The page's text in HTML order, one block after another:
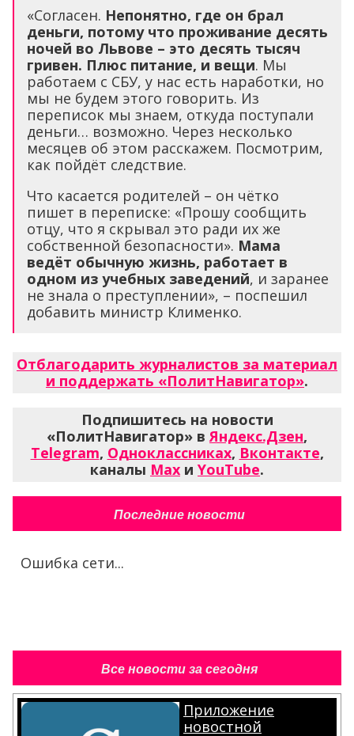
«Согласен. Непонятно, где он брал
деньги, потому что проживание десять
ночей во Львове – это десять тысяч
гривен. Плюс питание, и вещи. Мы
работаем с СБУ, у нас есть наработки, но
мы не будем этого говорить. Из
переписок мы знаем, откуда поступали
деньги… возможно. Через несколько
месяцев об этом расскажем. Посмотрим,
как пойдёт следствие.
Что касается родителей – он чётко
пишет в переписке: «Прошу сообщить
отцу, что я скрывал это ради их же
собственной безопасности». Мама
ведёт обычную жизнь, работает в
одном из учебных заведений, и заранее
не знала о преступлении», – поспешил
добавить министр Клименко.
Отблагодарить журналистов за материал
и поддержать «ПолитНавигатор».
Подпишитесь на новости
«ПолитНавигатор» вЯндекс.Дзен,
Telegram, Одноклассниках, Вконтакте,
каналы Max и YouTube.
Последние новости
Ошибка сети...
Все новости за сегодня
Приложение
новостной